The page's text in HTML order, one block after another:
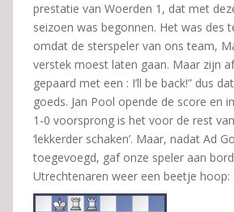
prestatie van Woerden 1, dat met
seizoen was begonnen. Het was des
omdat de sterspeler van ons team,
verstek moest laten gaan. Maar zijn
gepaard met een : I’ll be back!” dus
goeds. Jan Pool opende de score en
1-0 voorsprong is het voor de rest
‘lekkerder schaken’. Maar, nadat Ad
toegevoegd, gaf onze speler aan
Utrechtenaren weer een beetje hoop: